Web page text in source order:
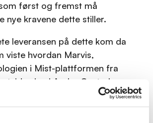
først og fremst må
nye kravene dette stiller.
leveransen på dette kom da
viste hvordan Marvis,
i Mist-plattformen fra
utvides inn i Aruba Central.
det selv som en leveranse
da Juniper-oppkjøpet ble